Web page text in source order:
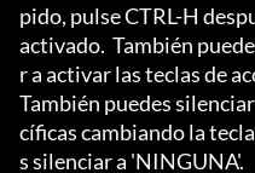
pido, pulse CTRL-H
activado.  También
r a activar las teclas de
También puedes
cíficas cambiando la
s silenciar a 'NINGUNA'.